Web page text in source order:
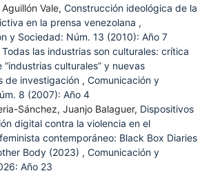
Vale, Construcción ideológica de la
en la prensa venezolana ,
y Sociedad: Núm. 13 (2010): Año 7
Todas las industrias son culturales: crítica
“industrias culturales” y nuevas
de investigación , Comunicación y
8 (2007): Año 4
Sánchez, Juanjo Balaguer, Dispositivos
digital contra la violencia en el
contemporáneo: Black Box Diaries
Body (2023) , Comunicación y
Año 23